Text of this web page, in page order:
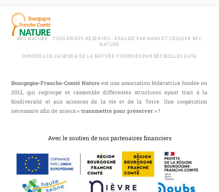
BFC NATURE - TOUS DROITS RÉSERVÉS - RÉALISÉ PAR BAWI ET L'ÉQUIPE BFC
NATURE
DONNÉES DE L'AGENDA DE LA NATURE FOURNIES PAR DÉCIBELLES DATA
Bourgogne-Franche-Comté Nature est une association fédératrice fondée en
2012, qui regroupe et rassemble différentes structures ayant trait à la
biodiversité et aux sciences de la vie et de la Terre. Une coopération
nécessaire afin de mieux« transmettre pour préserver » !
Avec le soutien de nos partenaires financiers